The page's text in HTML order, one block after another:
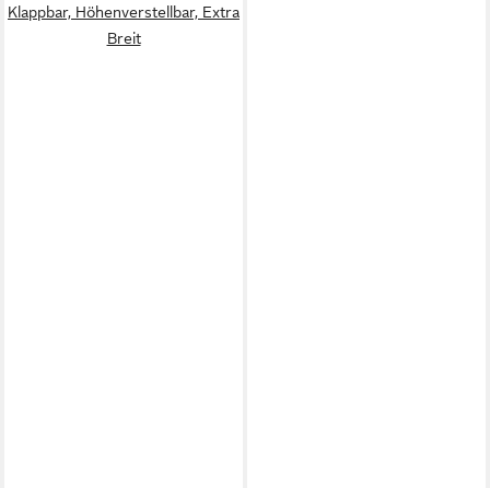
Klappbar, Höhenverstellbar, Extra
Breit